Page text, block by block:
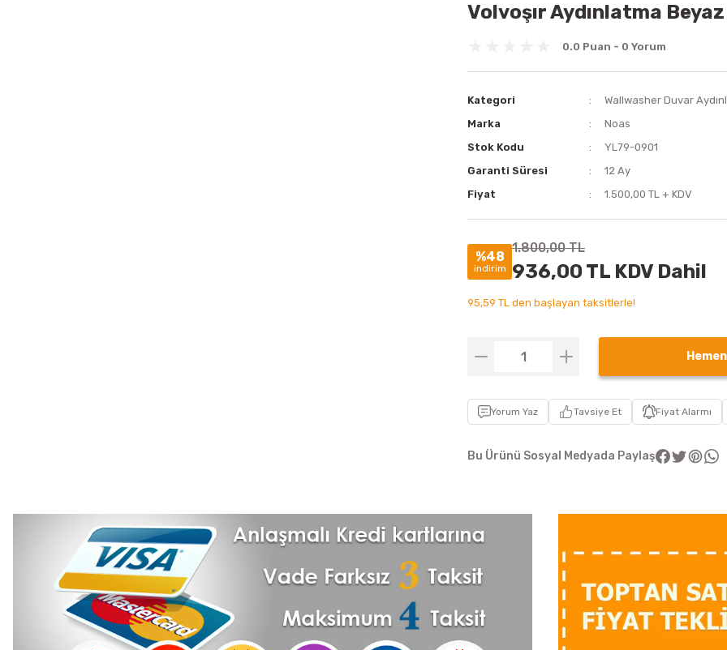
Volvoşır Aydınlatma
0.0 Puan - 0 Yorum
Kategori
Wallwasher Duvar
Marka
Noas
Stok Kodu
YL79-0901
Garanti Süresi
12 Ay
Fiyat
1.500,00 TL + KDV
%48
indirim
1.800,00 TL
936,00 TL KDV Dahil
95,59 TL den başlayan taksitlerle!
Hemen
Yorum Yaz Tavsiye Et Fiyat Alarmı
Bu Ürünü Sosyal Medyada Paylaş